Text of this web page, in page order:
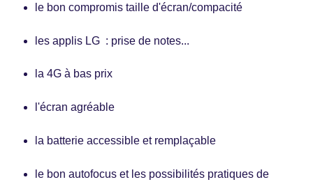
le bon compromis taille d'écran/compacité
les applis LG : prise de notes...
la 4G à bas prix
l'écran agréable
la batterie accessible et remplaçable
le bon autofocus et les possibilités pratiques de